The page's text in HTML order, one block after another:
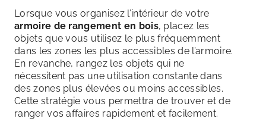
Lorsque vous organisez l’intérieur de votre
armoire de rangement en bois, placez les
objets que vous utilisez le plus fréquemment
dans les zones les plus accessibles de l’armoire.
En revanche, rangez les objets qui ne
nécessitent pas une utilisation constante dans
des zones plus élevées ou moins accessibles.
Cette stratégie vous permettra de trouver et de
ranger vos affaires rapidement et facilement.